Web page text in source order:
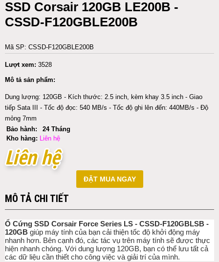
SSD Corsair 120GB LE200B -
CSSD-F120GBLE200B
Mã SP: CSSD-F120GBLE200B
Lượt xem: 3528
Mô tả sản phẩm:
Dung lượng: 120GB - Kích thước: 2.5 inch, kèm khay 3.5 inch - Giao
tiếp Sata III - Tốc độ đọc: 540 MB/s - Tốc độ ghi lên đến: 440MB/s - Độ
mỏng 7mm
Bảo hành:
24 Tháng
Kho hàng:
Liên hệ
Liên hệ
Liên hệ
ĐẶT MUA NGAY
MÔ TẢ CHI TIẾT
Ổ Cứng SSD Corsair Force Series LS - CSSD-F120GBLSB -
120GB giúp máy tính của bạn cải thiện tốc độ khởi động máy
nhanh hơn. Bên cạnh đó, các tác vụ trên máy tính sẽ được thực
hiện nhanh chóng. Với dung lượng 120GB, bạn có thể lưu tất cả
các dữ liệu cần thiết cho công việc và giải trí của mình.